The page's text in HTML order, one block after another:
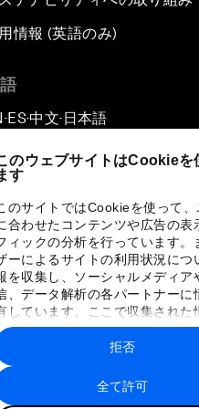
のウェブサイトはCookieを
す
のサイトではCookieを使って、
合わせたコンテンツや広告の表
ィックの分析を行っています。
ーによるサイトの利用状況につ
を収集し、ソーシャルメディア
、データ解析の各パートナーに
しています。ここで収集された
ユーザーが各パートナーに提供し
や各パートナーのサービスを使
収集された情報と組み合わされ
ナーによって使用されることが
。
全て許可
拒否
情報 (英語のみ)
▪ES▪中文▪ 日本語